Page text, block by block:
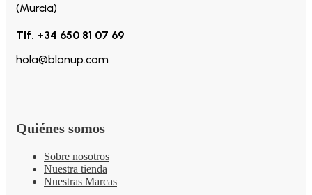
(Murcia)
Tlf. +34 650 81 07 69
hola@blonup.com
Quiénes somos
Sobre nosotros
Nuestra tienda
Nuestras Marcas